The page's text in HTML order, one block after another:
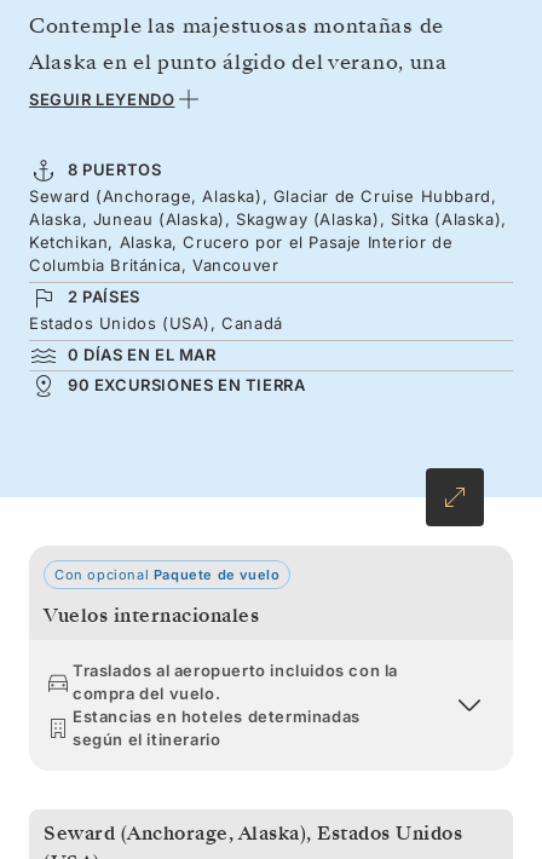
Contemple las majestuosas montañas de
Alaska en el punto álgido del verano, una
estación llena de color, vida y sol. Trate de
paso hacia el sur entre las islas y los canales
del Pasaje Interior. Los tótems de los pueblos
nativos revelan su importancia simbólica en
Ketchikan, mientras que otras localidades,
como Sitka, nos hablan de la locura de Seward
y de raíces rusas. Prepárese para atravesar el
turbulento tramo de Seymour Narrows, que
SEGUIR LEYENDO
8 PUERTOS
Seward (Anchorage, Alaska), Glaciar de Cruise Hubbard,
Alaska, Juneau (Alaska), Skagway (Alaska), Sitka (Alaska),
Ketchikan, Alaska, Crucero por el Pasaje Interior de
Columbia Británica, Vancouver
2 PAÍSES
Estados Unidos (USA), Canadá
0 DÍAS EN EL MAR
90 EXCURSIONES EN TIERRA
Con opcional Paquete de vuelo
Vuelos internacionales
Traslados al aeropuerto incluidos con la
compra del vuelo.
Estancias en hoteles determinadas
según el itinerario
Seward (Anchorage, Alaska), Estados Unidos